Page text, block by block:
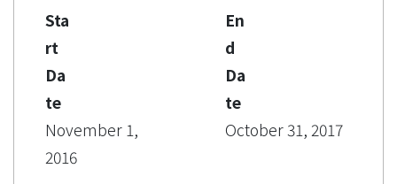
Sta
rt
Da
te
November 1,
2016
En
d
Da
te
October 31, 2017